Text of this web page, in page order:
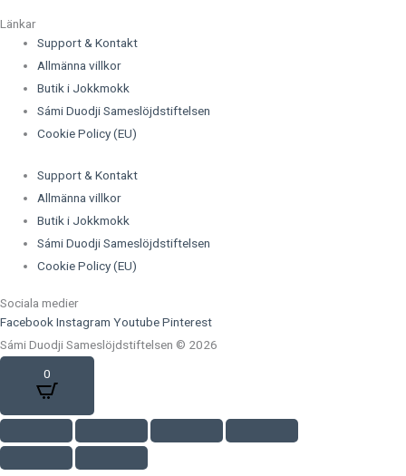
Länkar
Support & Kontakt
Allmänna villkor
Butik i Jokkmokk
Sámi Duodji Sameslöjdstiftelsen
Cookie Policy (EU)
Support & Kontakt
Allmänna villkor
Butik i Jokkmokk
Sámi Duodji Sameslöjdstiftelsen
Cookie Policy (EU)
Sociala medier
Facebook Instagram YoutubePinterest
Sámi Duodji Sameslöjdstiftelsen © 2026
0